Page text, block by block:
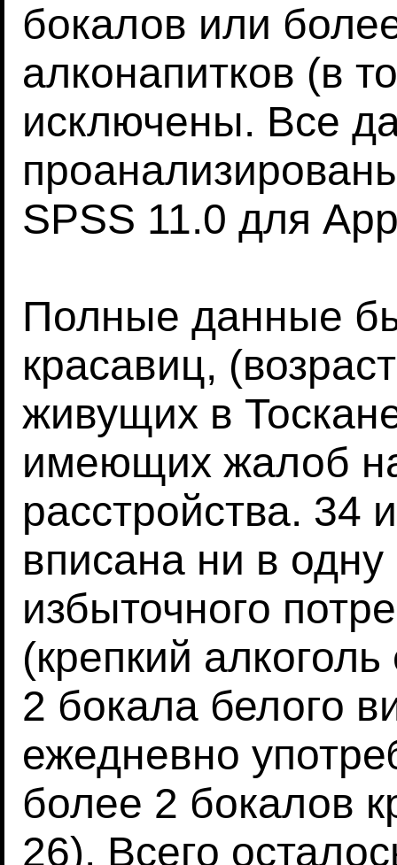
бокалов или
алконапитков (в
исключены. Все
SPSS 11.0 для
Полные данные
красавиц,
живущих в
имеющих жалоб
расстройства. 34
вписана ни в одну
избыточного
(крепкий
2 бокала белого
ежедневно
более 2 бокалов
26). Всего